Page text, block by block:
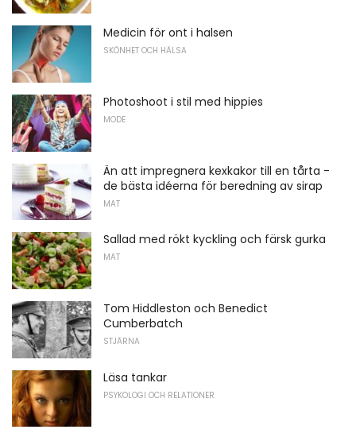
Medicin för ont i halsen
SKÖNHET OCH HÄLSA
Photoshoot i stil med hippies
MODE
Än att impregnera kexkakor till en tårta -
de bästa idéerna för beredning av sirap
MAT
Sallad med rökt kyckling och färsk gurka
MAT
Tom Hiddleston och Benedict
Cumberbatch
STJÄRNA
Läsa tankar
PSYKOLOGI OCH RELATIONER